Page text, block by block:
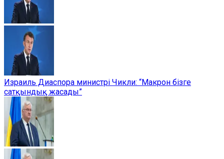
Израиль Диаспора министрі Чикли: “Макрон бізге
сатқындық жасады”